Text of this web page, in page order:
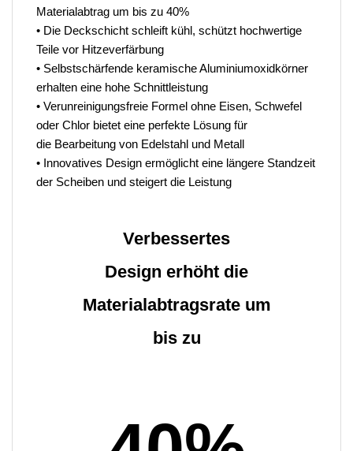
Materialabtrag um bis zu 40%
• Die Deckschicht schleift kühl, schützt hochwertige
Teile vor Hitzeverfärbung
• Selbstschärfende keramische Aluminiumoxidkörner
erhalten eine hohe Schnittleistung
• Verunreinigungsfreie Formel ohne Eisen, Schwefel
oder Chlor bietet eine perfekte Lösung für
die Bearbeitung von Edelstahl und Metall
• Innovatives Design ermöglicht eine längere Standzeit
der Scheiben und steigert die Leistung
Verbessertes
Design erhöht die
Materialabtragsrate um
bis zu